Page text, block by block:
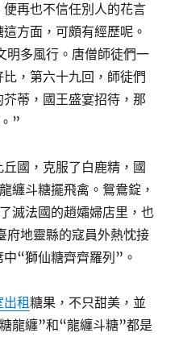
再也不信任別人的花言
方面，可頗有經歷呢。
明多風行。唐僧師徒們一
，第六十九回，師徒們
蒂，國王盛宴招待，那
”
國，克服了白鹿精，國
纏斗糖擺飛禽。鴛鴦錠，
滅法國的趙孀婦店里，也
府地靈縣的寇員外熱忱接
“獅仙糖齊齊羅列”。
出租糖果，不只甜美，並
龍纏”和“龍纏斗糖”都是